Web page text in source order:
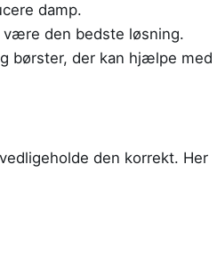
damp.
være den bedste løsning.
børster, der kan hjælpe med
den korrekt. Her